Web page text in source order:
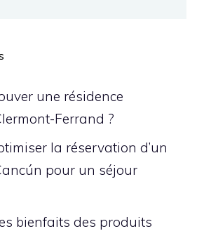
une résidence
Ferrand ?
la réservation d’un
pour un séjour
bienfaits des produits